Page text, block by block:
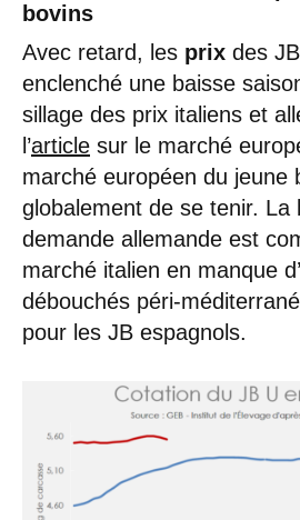
bovins
Avec retard, les prix des
enclenché une baisse
sillage des prix italiens et
l’article sur le marché
marché européen du jeune
globalement de se tenir. La
demande allemande est
marché italien en manque
débouchés péri-
pour les JB espagnols.